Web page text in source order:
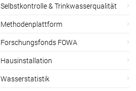
Selbstkontrolle & Trinkwasserqualität
Methodenplattform
Forschungsfonds FOWA
Hausinstallation
Wasserstatistik